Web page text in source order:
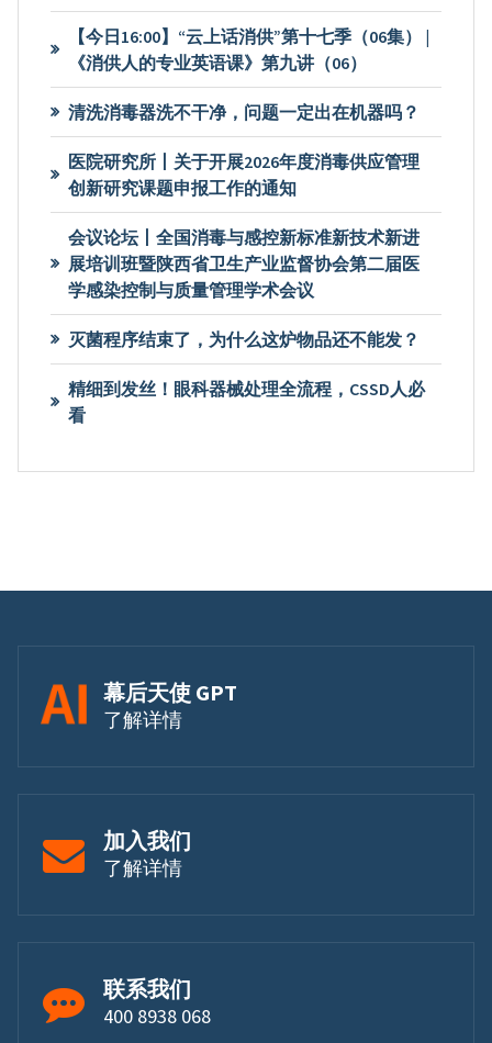
【今日16:00】“云上话消供”第十七季（06集） |
《消供人的专业英语课》第九讲（06）
清洗消毒器洗不干净，问题一定出在机器吗？
医院研究所丨关于开展2026年度消毒供应管理
创新研究课题申报工作的通知
会议论坛丨全国消毒与感控新标准新技术新进
展培训班暨陕西省卫生产业监督协会第二届医
学感染控制与质量管理学术会议
灭菌程序结束了，为什么这炉物品还不能发？
精细到发丝！眼科器械处理全流程，CSSD人必
看
幕后天使 GPT
了解详情
加入我们
了解详情
联系我们
400 8938 068